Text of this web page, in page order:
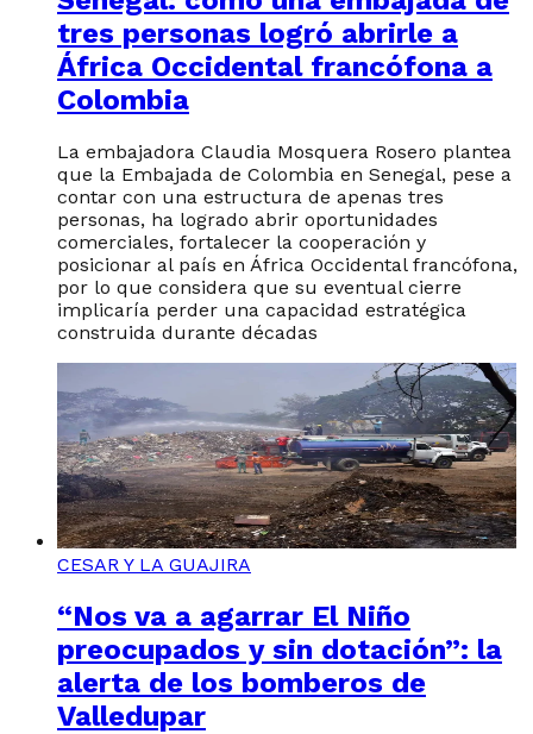
tres personas logró abrirle a
África Occidental francófona a
Colombia
La embajadora Claudia Mosquera Rosero plantea
que la Embajada de Colombia en Senegal, pese a
contar con una estructura de apenas tres
personas, ha logrado abrir oportunidades
comerciales, fortalecer la cooperación y
posicionar al país en África Occidental francófona,
por lo que considera que su eventual cierre
implicaría perder una capacidad estratégica
construida durante décadas
CESAR Y LA GUAJIRA
“Nos va a agarrar El Niño
preocupados y sin dotación”: la
alerta de los bomberos de
Valledupar